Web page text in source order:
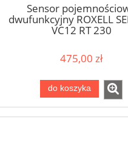
Sensor
dwufunkcyjny ROXELL
VC12 RT 230
475,00 zł
do koszyka